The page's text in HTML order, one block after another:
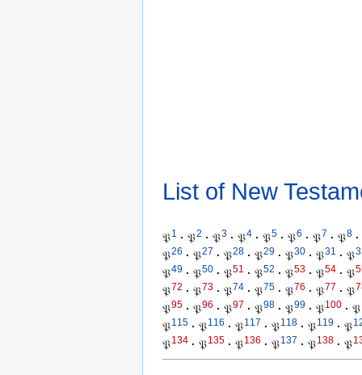
List of New
𝔓1 · 𝔓2 · 𝔓3 · 𝔓4 · 𝔓5 · 𝔓6 · 𝔓7 · 𝔓8 ·
𝔓26 · 𝔓27 · 𝔓28 · 𝔓29 · 𝔓30 · 𝔓31 · 𝔓
𝔓49 · 𝔓50 · 𝔓51 · 𝔓52 · 𝔓53 · 𝔓54 · 𝔓
𝔓72 · 𝔓73 · 𝔓74 · 𝔓75 · 𝔓76 · 𝔓77 · 𝔓
𝔓95 · 𝔓96 · 𝔓97 · 𝔓98 · 𝔓99 · 𝔓100 · 𝔓
𝔓115 · 𝔓116 · 𝔓117 · 𝔓118 · 𝔓119 · 𝔓
𝔓134 · 𝔓135 · 𝔓136 · 𝔓137 · 𝔓138 · 𝔓